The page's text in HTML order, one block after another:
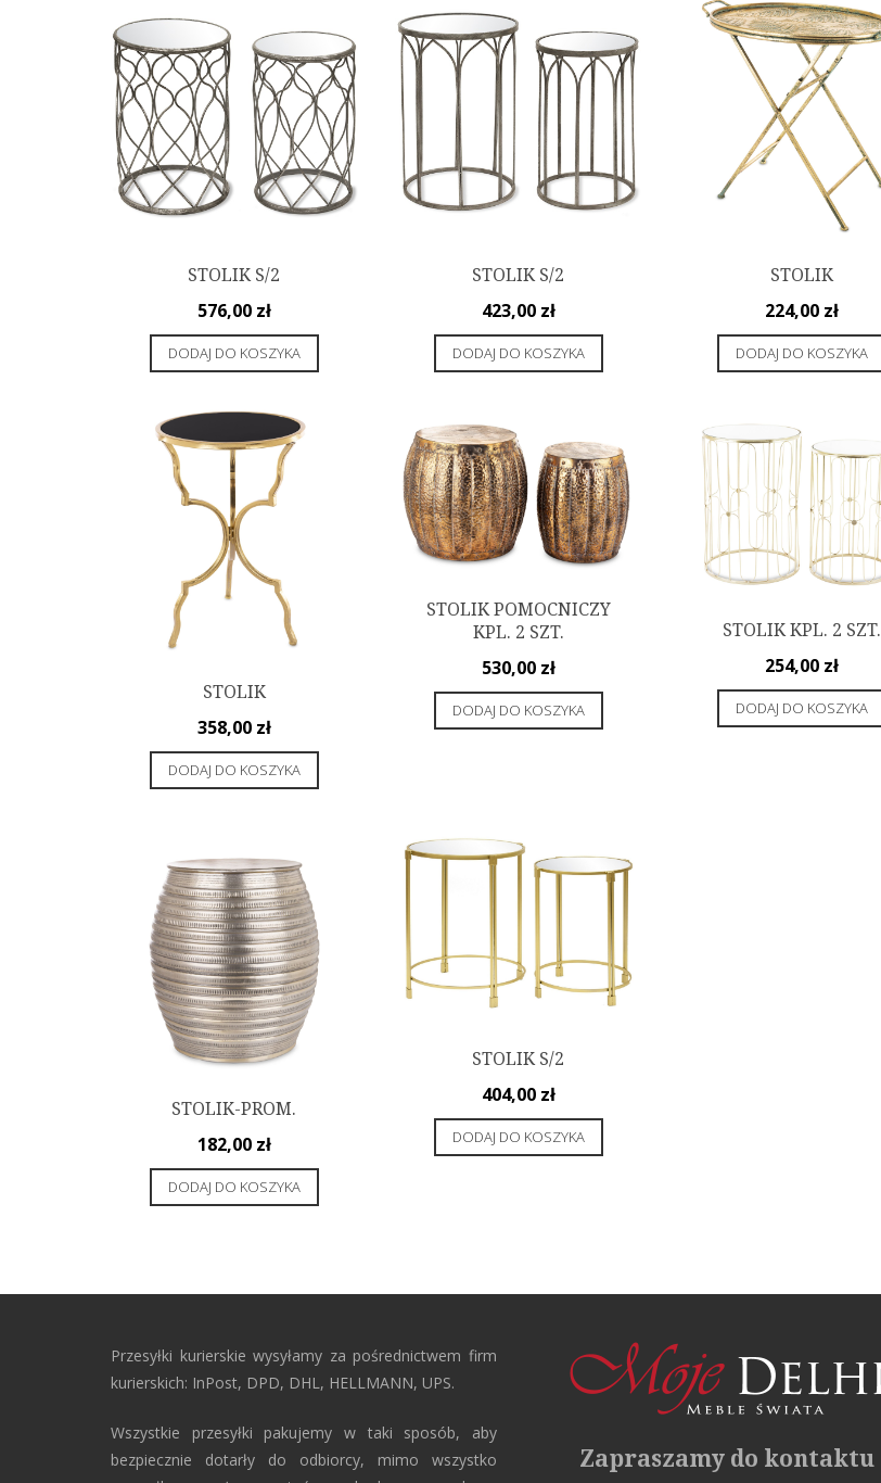
STOLIK S/2
576,00 zł
DODAJ DO KOSZYKA
STOLIK S/2
423,00 zł
DODAJ DO KOSZYKA
STOLIK
224,00 zł
DODAJ DO KOSZYKA
STOLIK
358,00 zł
DODAJ DO KOSZYKA
STOLIK POMOCNICZY
KPL. 2 SZT.
530,00 zł
DODAJ DO KOSZYKA
STOLIK KPL. 2 SZT.
254,00 zł
DODAJ DO KOSZYKA
STOLIK-PROM.
182,00 zł
DODAJ DO KOSZYKA
STOLIK S/2
404,00 zł
DODAJ DO KOSZYKA
Przesyłki kurierskie wysyłamy za pośrednictwem firm
kurierskich: InPost, DPD, DHL, HELLMANN, UPS.
Wszystkie przesyłki pakujemy w taki sposób, aby
bezpiecznie dotarły do odbiorcy, mimo wszystko
Zapraszamy do kontaktu